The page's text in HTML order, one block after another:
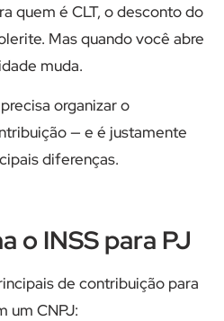
quem é CLT, o desconto do
Mas quando você abre
muda.
organizar o
— e é justamente
diferenças.
o INSS para PJ
de contribuição para
um CNPJ: